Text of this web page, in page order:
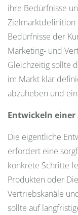
ihre Bedürfnisse
Zielmarktdefinition
Bedürfnisse der
Marketing- und
Gleichzeitig sollte
im Markt klar
abzuheben und
Entwickeln einer
Die eigentliche
erfordert eine
konkrete Schritte
Produkten oder
Vertriebskanäle
sollte auf